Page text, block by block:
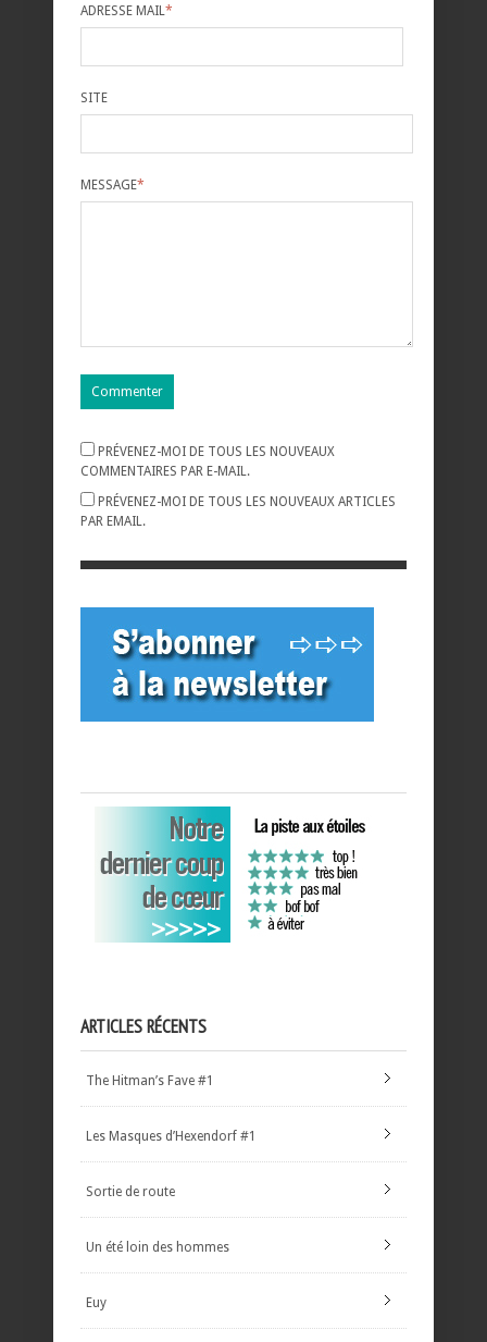
ADRESSE MAIL*
SITE
MESSAGE*
PRÉVENEZ-MOI DE TOUS LES NOUVEAUX
COMMENTAIRES PAR E-MAIL.
PRÉVENEZ-MOI DE TOUS LES NOUVEAUX ARTICLES
PAR EMAIL.
ARTICLES RÉCENTS
The Hitman’s Fave #1
Les Masques d’Hexendorf #1
Sortie de route
Un été loin des hommes
Euy